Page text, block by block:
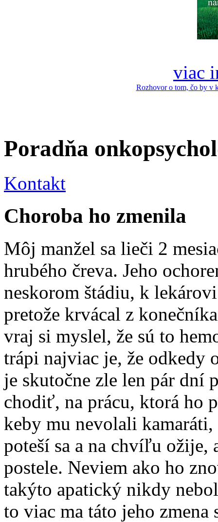
viac
Rozhovor o tom, čo by v
Poradňa
Kontakt
Choroba ho zmenila
Môj manžel sa lieči 2
hrubého čreva. Jeho
neskorom štádiu, k
pretože krvácal z
vraj si myslel, že sú to
trápi najviac je, že odkedy
je skutočne zle len pár dní
chodiť, na prácu, ktorá ho
keby mu nevolali
poteší sa a na chvíľu ožije,
postele. Neviem ako ho
takýto apatický nikdy
to viac ma táto jeho